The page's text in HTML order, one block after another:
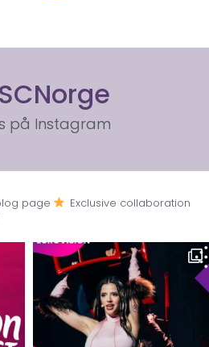
på Instagram
page
Exclusive collaboration